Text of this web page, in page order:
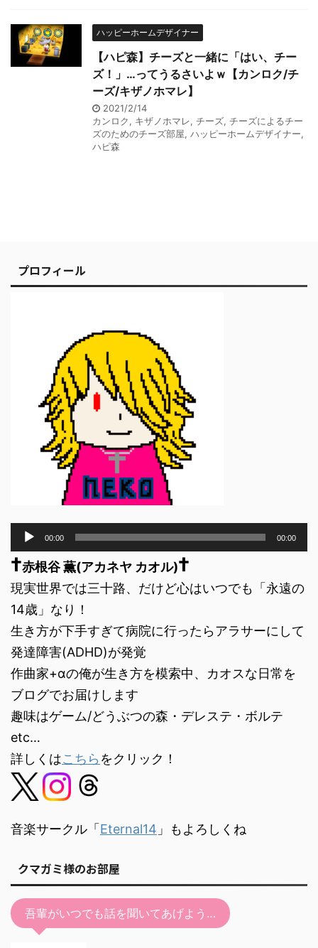
ハッピーホームデザイナー
【ハピ森】チーズと一緒に「はい、チー
ズ！」…ってうるさいよｗ【カンロク/チ
ーズ/キザノホマレ】
2021/2/14
カンロク, キザノホマレ, チーズ, チーズによるチー
ズのためのチーズ部屋, ハッピーホームデザイナー,
ハピ森
プロフィール
プ
ー
ヤ
ー
00:00 00:00
†赤根谷 薫(アカネヤ カオル)†
現実世界では三十路、だけど心はいつでも「永遠の
14歳」なり！
生き方が下手すぎて病院に行ったらアラサーにして
発達障害(ADHD)が発覚
作曲家+αの俺が生き方を模索中、カオスな日常を
ブログでお届けします
趣味はゲーム/どうぶつの森・デレステ・ボルテ
etc…
詳しくはこちら をクリック！
音楽サークル「Eternal14 」もよろしくね
クマガミ様のお部屋
吾輩がいつでも話を聞いてあげよう…